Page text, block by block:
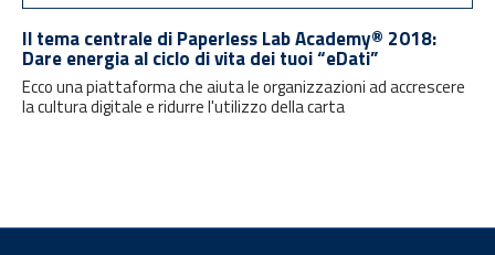
Il tema centrale di Paperless Lab Academy® 2018:
Dare energia al ciclo di vita dei tuoi “eDati”
Ecco una piattaforma che aiuta le organizzazioni ad accrescere
la cultura digitale e ridurre l'utilizzo della carta